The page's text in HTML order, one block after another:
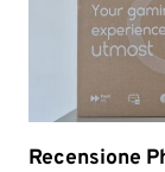
Recensione